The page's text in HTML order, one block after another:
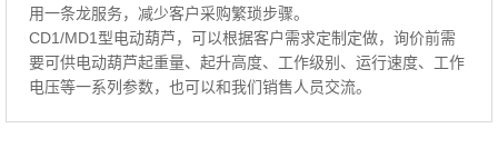
用一条龙服务，减少客户采购繁琐步骤。
CD1/MD1型电动葫芦，可以根据客户需求定制定做，询价前需
要可供电动葫芦起重量、起升高度、工作级别、运行速度、工作
电压等一系列参数，也可以和我们销售人员交流。